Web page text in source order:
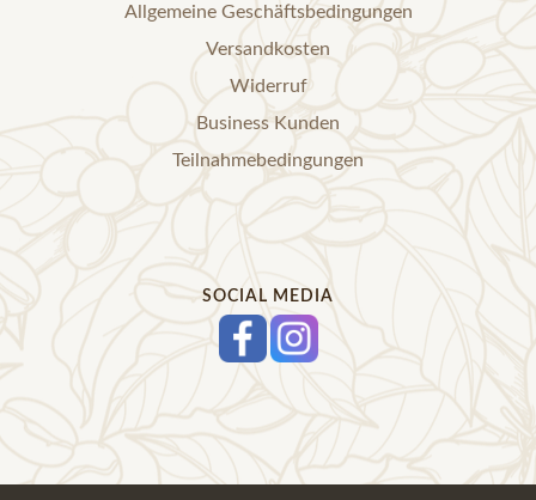
Allgemeine Geschäftsbedingungen
Versandkosten
Widerruf
Business Kunden
Teilnahmebedingungen
SOCIAL MEDIA